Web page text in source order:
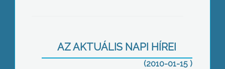
AZ AKTUÁLIS NAPI HÍREI
(2010-01-15 )
Károly Róbert Főiskola és a szlovákiai
Nyitrai Agrártudományi Egyetem
közös projektje